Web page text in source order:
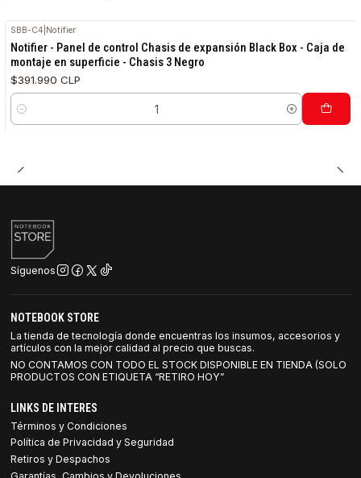
SBB-C4 Notifier
Notifier - Panel de control Chasis de expansión Black Box - Caja de
montaje en superficie - Chasis 3 Negro
$391.990 CLP
Cantidad
Síguenos
NOTEBOOK STORE
La tienda de tecnología donde encuentras los insumos, accesorios y
artículos con la mejor calidad al precio que buscas.
NO CONTAMOS CON TODO EL STOCK DISPONIBLE EN TIENDA (SOLO
PRODUCTOS CON ETIQUETA “RETIRO HOY”
LINKS DE INTERES
Términos y Condiciones
Política de Privacidad y Seguridad
Retiros y Despachos